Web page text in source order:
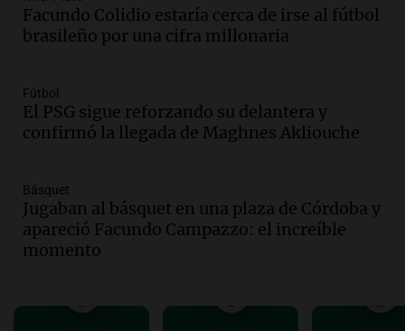
tras fuertes vientos
Panorama Federal
Audio.
los empresarios del país cree que la
economía mejorará el próximo año
Audio. Carolina Losada: "Faltó que el
oficialismo la explique mejor" sobre la
ley de propiedad privada
Informados al regreso
Audio.Debate en el Senado y protesta
Facundo Colidio estaría cerca de irse al fútbol
brasileño por una cifra millonaria
Fútbol
El PSG sigue reforzando su delantera y
confirmó la llegada de Maghnes Akliouche
Básquet
Jugaban al básquet en una plaza de Córdoba y
apareció Facundo Campazzo: el increíble
momento